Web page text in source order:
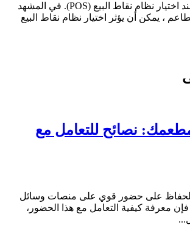
هناك جوانب مهمة عند اختيار نظام نقاط البيع (POS). في المشهد
، يمكن أن يؤثر اختيار نظام نقاط البيع
نصائح للتعامل مع
على حضور قوي على منصات وسائل
فإن معرفة كيفية التعامل مع هذا الحضور،